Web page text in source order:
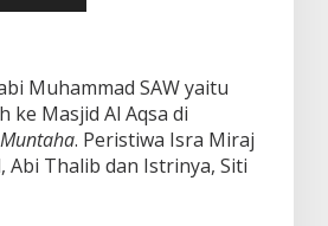
Muhammad SAW yaitu
ke Masjid Al Aqsa di
. Peristiwa Isra Miraj
Thalib dan Istrinya, Siti